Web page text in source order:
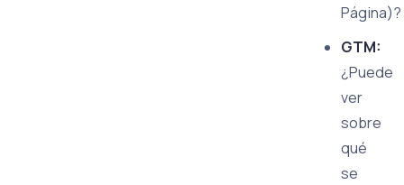
Página)?
GTM:
¿Puede
ver
sobre
qué
se